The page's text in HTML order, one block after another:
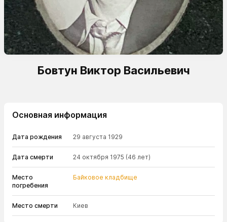
Бовтун Виктор Васильевич
Основная информация
Дата рождения 29 августа 1929
Дата смерти 24 октября 1975 (46 лет)
Место
погребения
Байковое кладбище
Место смерти Киев